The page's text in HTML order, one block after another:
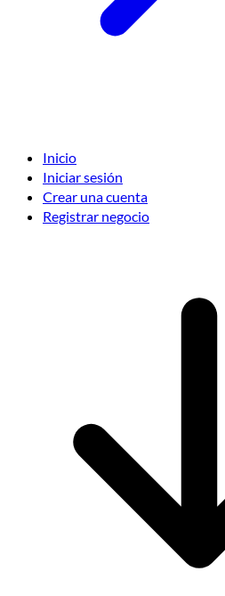
Inicio
Iniciar sesión
Crear una cuenta
Registrar negocio